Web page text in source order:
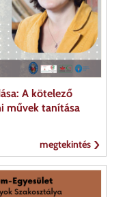
A kötelező
művek tanítása
megtekintés